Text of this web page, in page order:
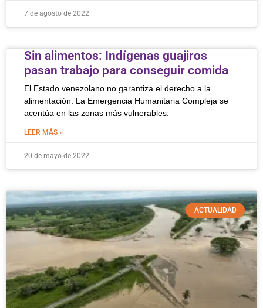
7 de agosto de 2022
Sin alimentos: Indígenas guajiros
pasan trabajo para conseguir comida
El Estado venezolano no garantiza el derecho a la
alimentación. La Emergencia Humanitaria Compleja se
acentúa en las zonas más vulnerables.
LEER MÁS »
20 de mayo de 2022
ACTUALIDAD